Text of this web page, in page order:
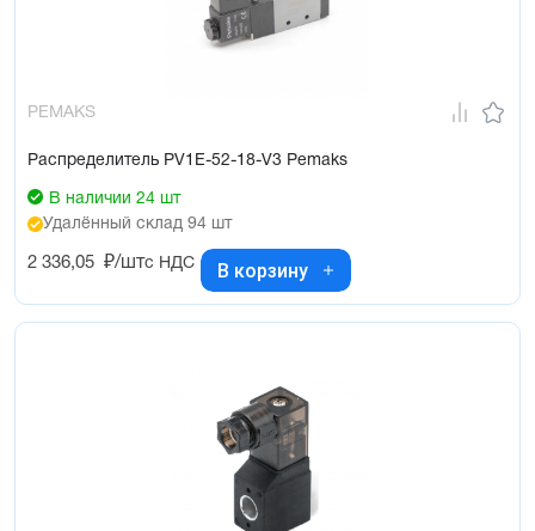
PEMAKS
Распределитель PV1E-52-18-V3 Pemaks
В наличии 24 шт
Удалённый склад 94 шт
2 336,05 ₽/штс НДС В корзину